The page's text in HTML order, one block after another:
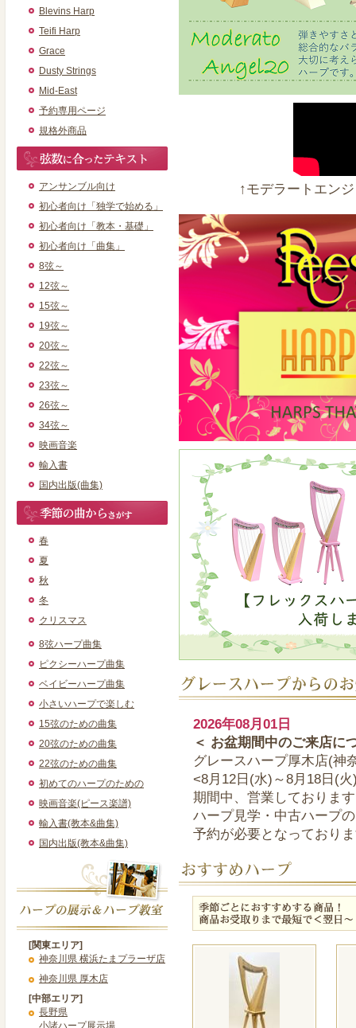
Blevins Harp
Teifi Harp
Grace
Dusty Strings
Mid-East
予約専用ページ
規格外商品
アンサンブル向け
初心者向け「独学で始める」
初心者向け「教本・基礎」
初心者向け「曲集」
8弦～
12弦～
15弦～
19弦～
20弦～
22弦～
23弦～
26弦～
34弦～
映画音楽
輸入書
国内出版(曲集)
春
夏
秋
冬
クリスマス
8弦ハープ曲集
ピクシーハープ曲集
ベイビーハープ曲集
小さいハープで楽しむ
15弦のための曲集
20弦のための曲集
22弦のための曲集
初めてのハープのための
映画音楽(ピース楽譜)
輸入書(教本&曲集)
国内出版(教本&曲集)
[関東エリア]
神奈川県 横浜たまプラーザ店
神奈川県 厚木店
[中部エリア]
長野県
小諸ハープ展示場
↑モデラートエン
2026年08月01日
＜ お盆期間中のご来店に
グレースハープ厚木店(神
<8月12日(水)～8月18日(火
期間中、営業しておりま
ハープ見学・中古ハープ
予約が必要となっており
まで、メールにてお問合
2026年07月23日
＜ ブリリアントハープシ
34弦で7㎏台の超軽量ハ
プです
2026年05月26日
>＜ 「DustyStrings社」
「DustyStrings社」各シ